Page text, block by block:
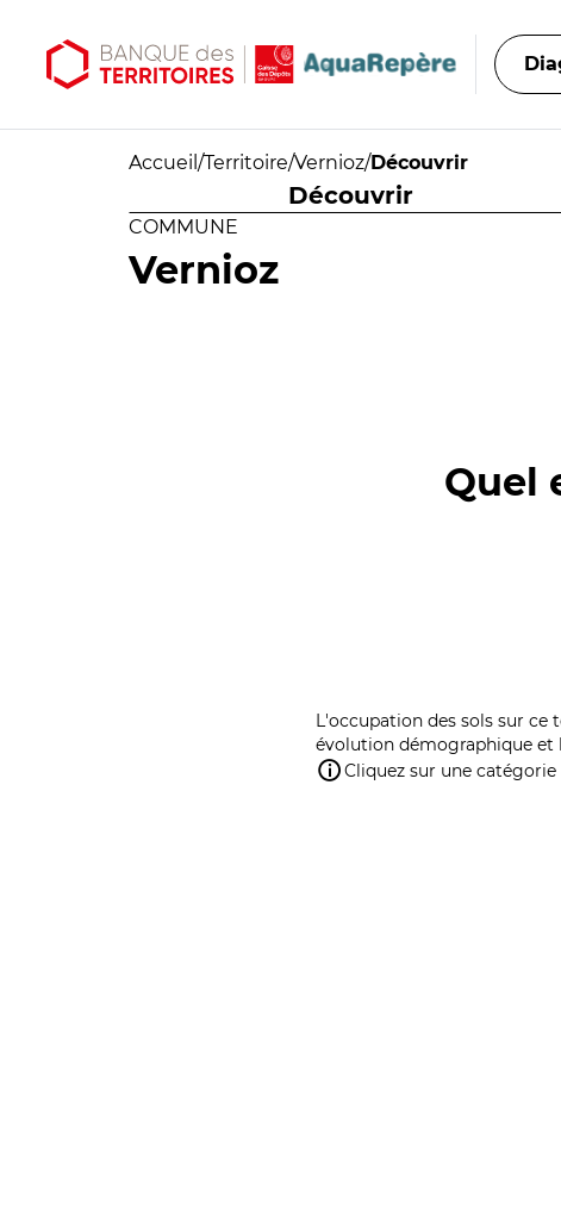
Accueil /Territoire/Vernioz/Découvrir
Découvrir
COMMUNE
Vernioz
Quel
L'occupation des sols sur ce
évolution démographique et
Cliquez sur une